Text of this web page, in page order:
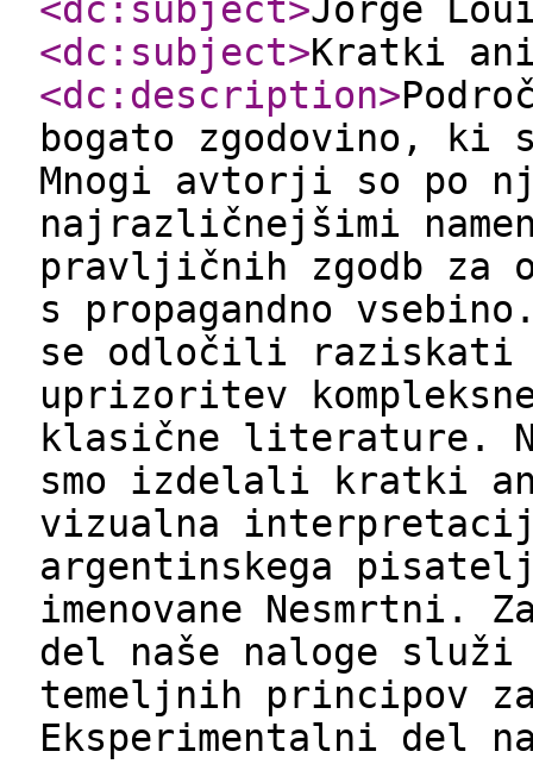
<dc:subject>Jorge
<dc:subject>Kratki
<dc:description>
bogato zgodovino, ki
Mnogi avtorji so po
najrazličnejšimi
pravljičnih zgodb za
s propagandno
se odločili raziskati
uprizoritev
klasične literature.
smo izdelali kratki
vizualna
argentinskega
imenovane
del naše naloge
temeljnih principov
Eksperimentalni del